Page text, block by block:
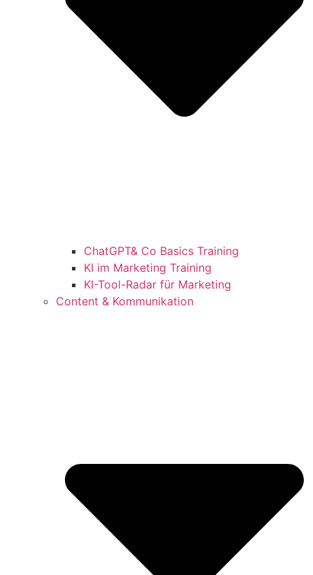
ChatGPT& Co Basics Training
KI im Marketing Training
KI-Tool-Radar für Marketing
Content & Kommunikation